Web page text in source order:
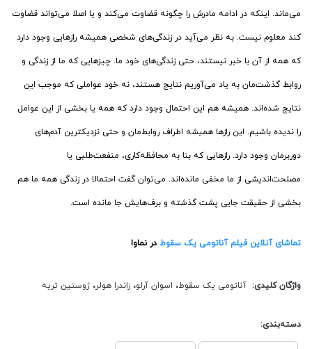
می‌ماند. اینکه در ادامه مادرش را چگونه قضاوت می‌کند و یا اصلا می‌تواند قضاوت
کند معلوم نیست. به نظر می‌آید در زندگی‌های شخصی همیشه رازهایی وجود دارد
که همه از آن با خبر نیستند، حتی زندگی‌های خود ما. چیزهایی که ما از زندگی و
روابط گذشت‌مان به یاد می‌آوریم نتایج هستند، نه خود عواملی که موجب این
نتایج شده‌اند. همیشه هم این احتمال وجود دارد که همه یا بخشی از این عوامل
را ندیده‌ باشیم. این رازها همیشه اطراف روابط‌مان و حتی نزدیکترین آدم‌های
دوربرمان وجود دارد. رازهایی که بنا به محافظه‌کاری، منفعت‌طلبی یا
مصلحت‌اندیشی از ما مخفی مانده‌اند. می‌توان گفت احتمالا در زندگی همه ما هم
بخشی از حقیقت جایی پشت گذشته و برف‌هایش جا مانده است.
تماشای آنلاین فیلم آناتومی یک سقوط در نماوا
واژگان کلیدی: آناتومی یک سقوط، اسوان آرلو، زاندرا هولر، ژوستین تریه
دسته‌بندی: